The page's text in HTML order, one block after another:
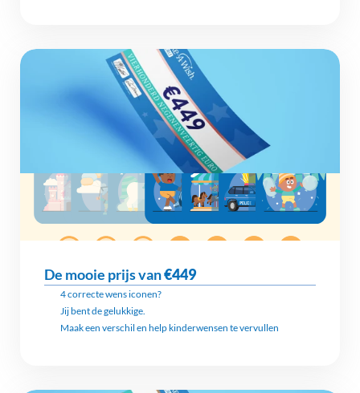
De mooie prijs van €449
4 correcte wens iconen?
Jij bent de gelukkige.
Maak een verschil en help kinderwensen te vervullen